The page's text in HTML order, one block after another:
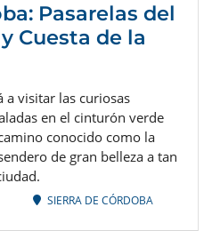
Pasarelas del
Cuesta de la
a visitar las curiosas
en el cinturón verde
conocido como la
de gran belleza a tan
SIERRA DE CÓRDOBA